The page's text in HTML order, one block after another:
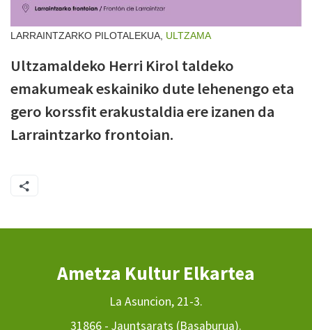
LARRAINTZARKO PILOTALEKUA, ULTZAMA
Ultzamaldeko Herri Kirol taldeko
emakumeak eskainiko dute lehenengo eta
gero korssfit erakustaldia ere izanen da
Larraintzarko frontoian.
Ametza Kultur Elkartea
La Asuncion, 21-3.
31866 - Jauntsarats (Basaburua).